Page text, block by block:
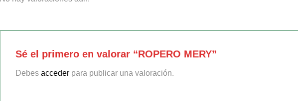
Sé el primero en valorar “ROPERO MERY”
Debes acceder para publicar una valoración.